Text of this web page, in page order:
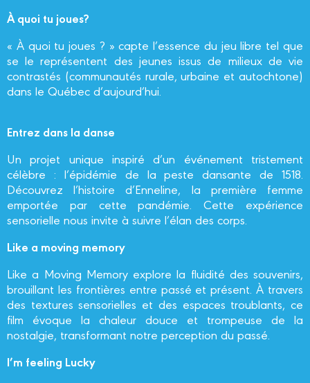
À quoi tu joues?
« À quoi tu joues ? » capte l’essence du jeu libre tel que
se le représentent des jeunes issus de milieux de vie
contrastés (communautés rurale, urbaine et autochtone)
dans le Québec d’aujourd’hui.
Entrez dans la danse
Un projet unique inspiré d’un événement tristement
célèbre : l’épidémie de la peste dansante de 1518.
Découvrez l’histoire d’Enneline, la première femme
emportée par cette pandémie. Cette expérience
sensorielle nous invite à suivre l’élan des corps.
Like a moving memory
Like a Moving Memory explore la fluidité des souvenirs,
brouillant les frontières entre passé et présent. À travers
des textures sensorielles et des espaces troublants, ce
film évoque la chaleur douce et trompeuse de la
nostalgie, transformant notre perception du passé.
I’m feeling Lucky